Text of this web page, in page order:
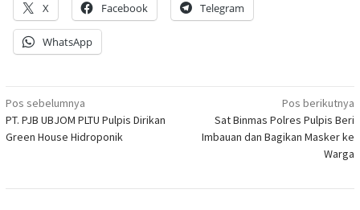
X
Facebook Telegram
WhatsApp
Navigasi
pos
Pos sebelumnya
PT. PJB UBJOM PLTU Pulpis Dirikan
Green House Hidroponik
Pos berikutnya
Sat Binmas Polres Pulpis Beri
Imbauan dan Bagikan Masker ke
Warga